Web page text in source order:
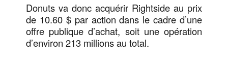
Donuts va donc acquérir Rightside au prix
de 10.60 $ par action dans le cadre d’une
offre publique d’achat, soit une opération
d’environ 213 millions au total.